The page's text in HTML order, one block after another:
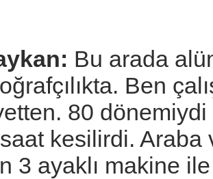
Bu arada
Ben
80 dönemiydi
kesilirdi.
3 ayaklı makine